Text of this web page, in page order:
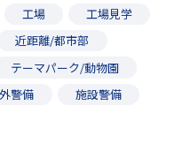
工場
工場見学
近距離/都市部
テーマパーク/動物園
警備
施設警備